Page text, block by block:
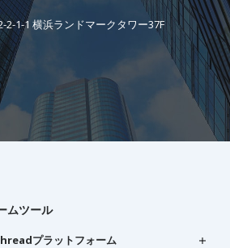
2-1-1 横浜ランドマークタワー37F
ムツール
プラットフォーム